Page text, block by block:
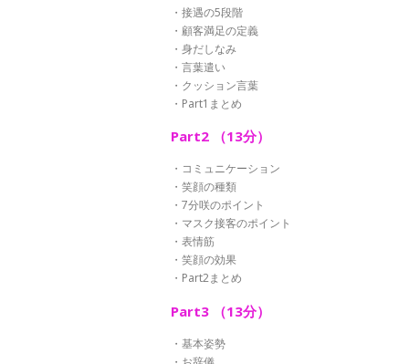
・接遇の5段階
・顧客満足の定義
・身だしなみ
・言葉遣い
・クッション言葉
・Part1まとめ
Part2 （13分）
・コミュニケーション
・笑顔の種類
・7分咲のポイント
・マスク接客のポイント
・表情筋
・笑顔の効果
・Part2まとめ
Part3 （13分）
・基本姿勢